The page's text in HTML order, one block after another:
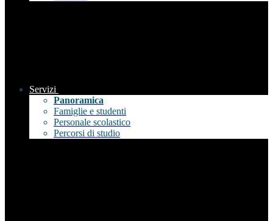
Servizi
Panoramica
Famiglie e studenti
Personale scolastico
Percorsi di studio